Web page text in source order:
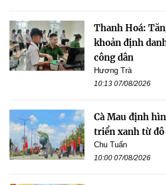
Thanh Hoá:
khoản định
công dân
Hương Trà
10:13 07/08/2026
Cà Mau định
triển xanh từ
Chu Tuấn
10:00 07/08/2026